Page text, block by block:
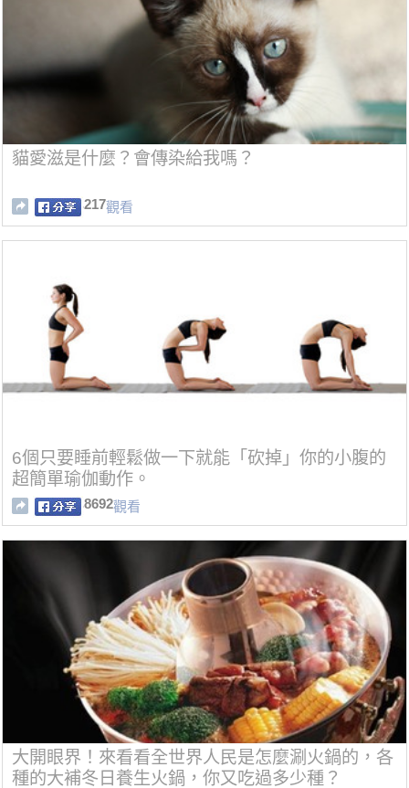
貓愛滋是什麼？會傳染給我嗎？
217觀看
6個只要睡前輕鬆做一下就能「砍掉」你的小腹的
超簡單瑜伽動作。
8692觀看
大開眼界！來看看全世界人民是怎麼涮火鍋的，各
種的大補冬日養生火鍋，你又吃過多少種？